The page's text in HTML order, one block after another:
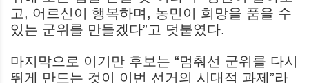
고, 어르신이 행복하며, 농민이 희망을 품을 수
있는 군위를 만들겠다”고 덧붙였다.
마지막으로 이기만 후보는 “멈춰선 군위를 다시
뛰게 만드는 것이 이번 선거의 시대적 과제”라